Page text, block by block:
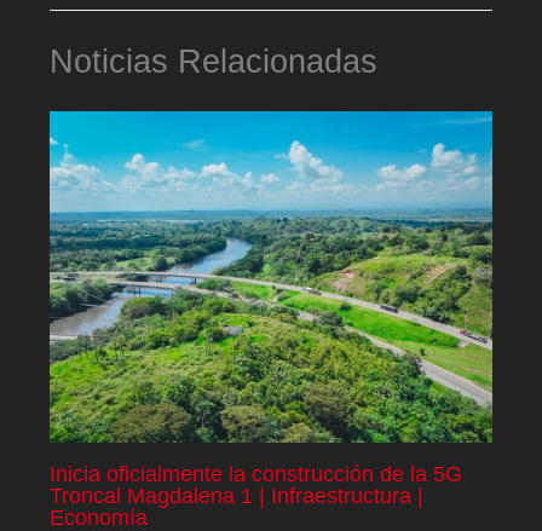
Noticias Relacionadas
Inicia oficialmente la construcción de la 5G
Troncal Magdalena 1 | Infraestructura |
Economía